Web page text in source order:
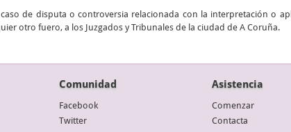
de disputa o controversia relacionada con la interpretación o
otro fuero, a los Juzgados y Tribunales de la ciudad de A Coruña.
Comunidad
Facebook
Twitter
Asistencia
Comenzar
Contacta